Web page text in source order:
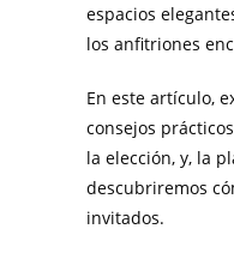
espacios
los anfitriones
En este artículo,
consejos
la elección, y, la
descubriremos
invitados.